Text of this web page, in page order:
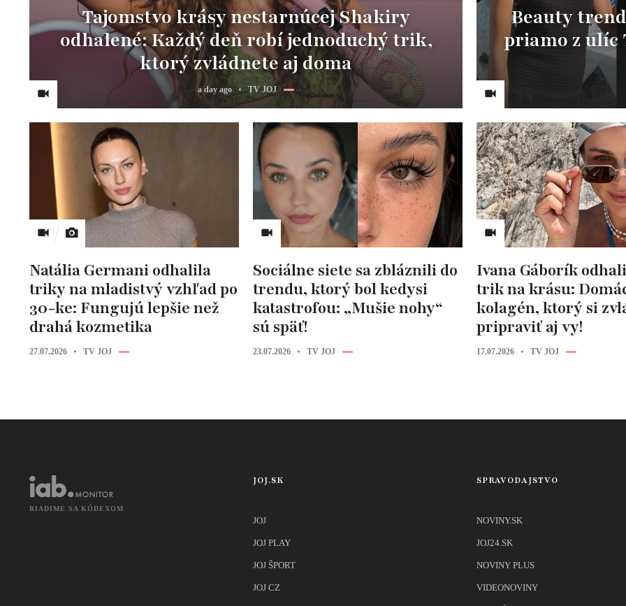
Tajomstvo krásy nestarnúcej Shakiry
odhalené: Každý deň robí jednoduchý trik,
ktorý zvládnete aj doma
a day ago TV JOJ
Beauty
priamo z ulíc
Natália Germani odhalila
triky na mladistvý vzhľad po
30-ke: Fungujú lepšie než
drahá kozmetika
27.07.2026 TV JOJ
Sociálne siete sa zbláznili do
trendu, ktorý bol kedysi
katastrofou: „Mušie nohy“
sú späť!
23.07.2026 TV JOJ
Ivana Gáborík
trik na krásu:
kolagén, ktorý si
pripraviť aj vy!
17.07.2026 TV JOJ
RIADIME SA KÓDEXOM
JOJ.SK
JOJ
JOJ PLAY
JOJ ŠPORT
JOJ CZ
SPRAVODAJSTVO
NOVINY.SK
JOJ24.SK
NOVINY PLUS
VIDEONOVINY